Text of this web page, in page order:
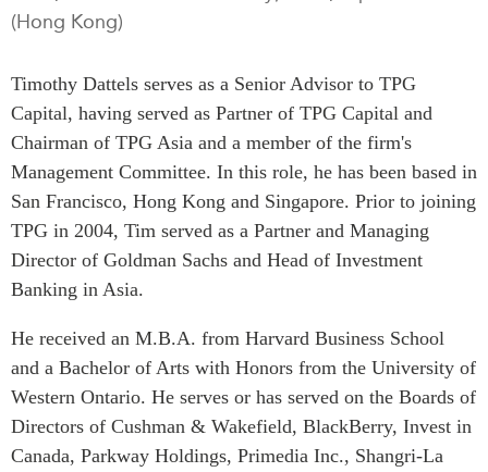
Rapports Annuels
RECHERCHE
Toutes les publications
Asie du Sud-Est
Asie du Nord
CPTPP Portal
Auteurs
PROGRAMMES
PUBLICATIONS
Observatoire Asie
Perspectives
Dépêches
Réflexions stratégiques
Explications
Études de cas
Sondages
(Hong Kong)
Timothy Dattels serves as a Senior Advisor to TPG
Capital, having served as Partner of TPG Capital and
Chairman of TPG Asia and a member of the firm's
Management Committee. In this role, he has been based in
San Francisco, Hong Kong and Singapore. Prior to joining
TPG in 2004, Tim served as a Partner and Managing
Director of Goldman Sachs and Head of Investment
Banking in Asia.
He received an M.B.A. from Harvard Business School
and a Bachelor of Arts with Honors from the University of
Western Ontario. He serves or has served on the Boards of
Directors of Cushman & Wakefield, BlackBerry, Invest in
Canada, Parkway Holdings, Primedia Inc., Shangri-La